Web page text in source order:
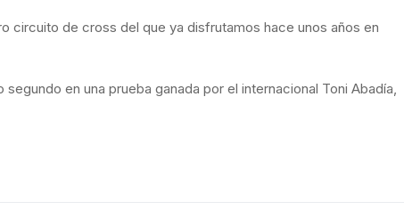
circuito de cross del que ya disfrutamos hace unos años en
segundo en una prueba ganada por el internacional Toni Abadía,